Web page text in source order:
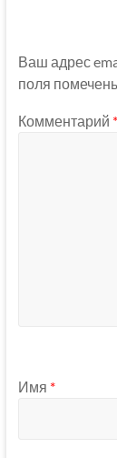
Ваш адрес
поля
Комментарий *
Имя *